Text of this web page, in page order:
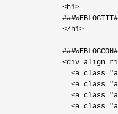
<h1>
</h1>
<div
<a
<a
<a
<a